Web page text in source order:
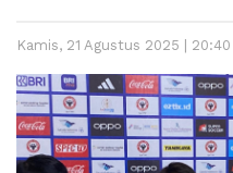
Kamis, 21 Agustus 2025 | 20:40